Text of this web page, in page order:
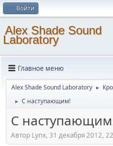
Войти
Alex Shade Sound
Laboratory
Главное меню
Alex Shade Sound Laboratory ►
► C наступающим!
C
Автор Lynx, 31 декабря 2012,